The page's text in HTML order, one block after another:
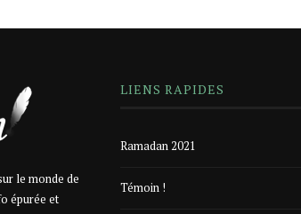
le monde de
épurée et
LIENS RAPIDES
Ramadan 2021
Témoin !